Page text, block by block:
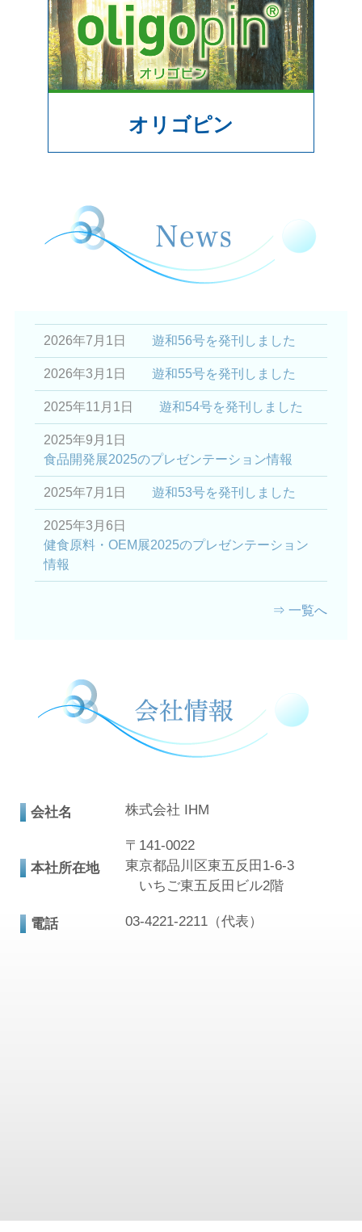
オリゴピン
2026年7月1日 遊和56号を発刊しました
2026年3月1日 遊和55号を発刊しました
2025年11月1日 遊和54号を発刊しました
2025年9月1日
食品開発展2025のプレゼンテーション情報
2025年7月1日 遊和53号を発刊しました
2025年3月6日
健食原料・OEM展2025のプレゼンテーション
情報
⇒ 一覧へ
会社名 株式会社 IHM
本社所在地
〒141-0022
東京都品川区東五反田1-6-3
いちご東五反田ビル2階
電話 03-4221-2211（代表）